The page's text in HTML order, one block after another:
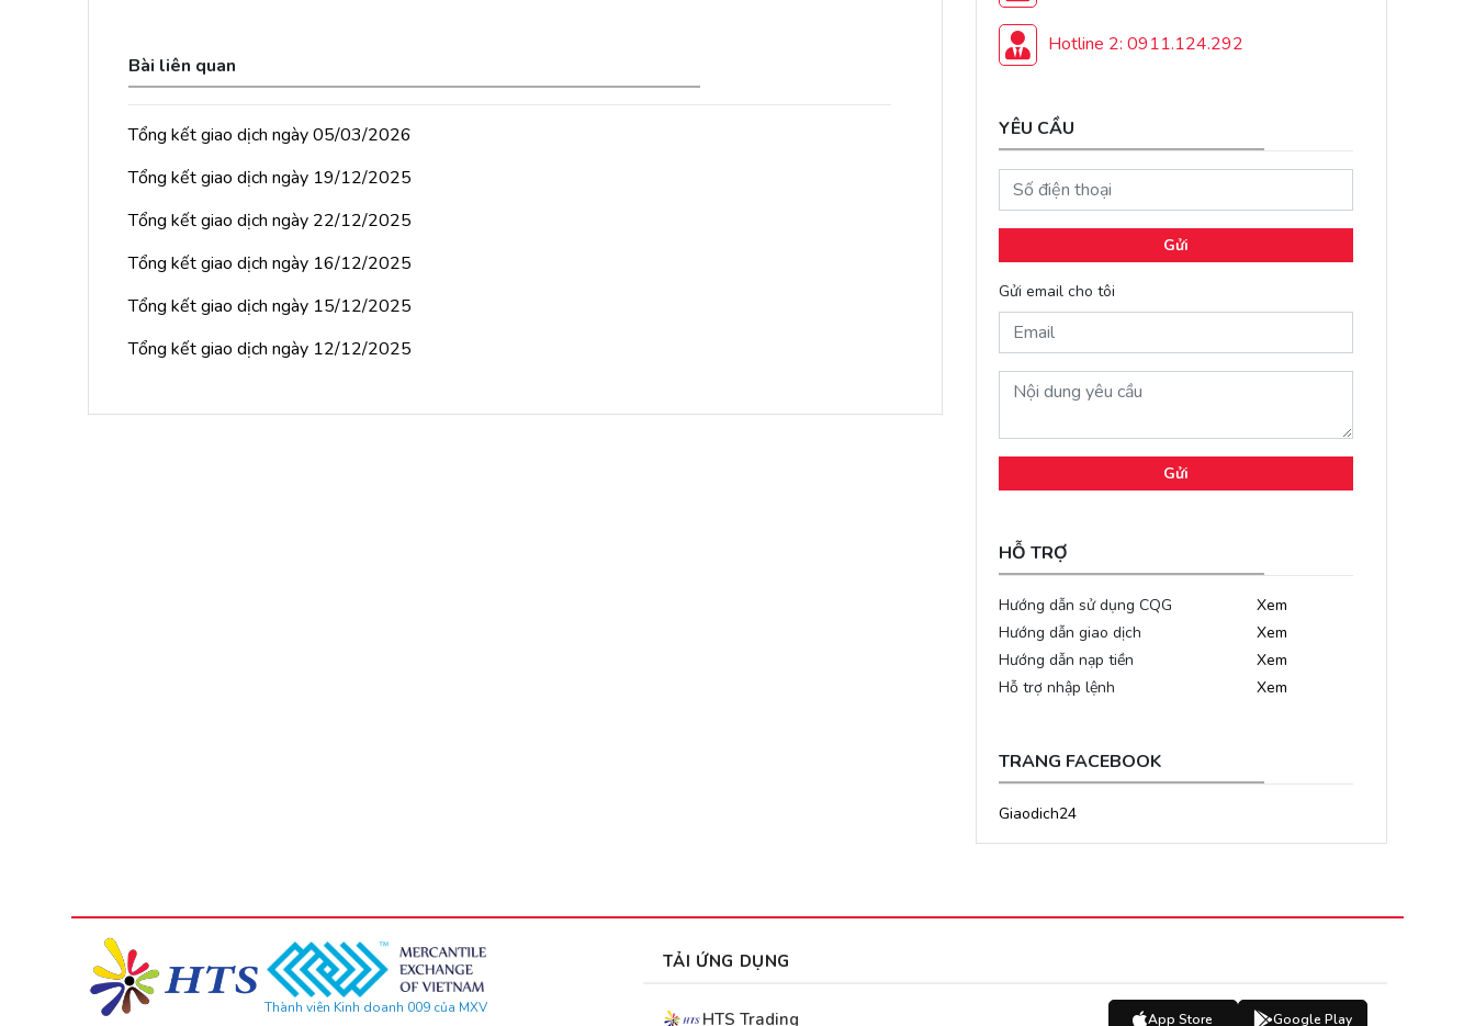
Bài liên quan
Tổng kết giao dịch ngày 05/03/2026
Tổng kết giao dịch ngày 19/12/2025
Tổng kết giao dịch ngày 22/12/2025
Tổng kết giao dịch ngày 16/12/2025
Tổng kết giao dịch ngày 15/12/2025
Tổng kết giao dịch ngày 12/12/2025
Hotline 2: 0911.124.292
YÊU CẦU
Gửi
Gửi email cho tôi
Gửi
HỖ TRỢ
Hướng dẫn sử dụng CQG
Xem
Hướng dẫn giao dịch
Xem
Hướng dẫn nạp tiền
Xem
Hỗ trợ nhập lệnh
Xem
TRANG FACEBOOK
Giaodich24
Thành viên Kinh doanh 009 của MXV
TẢI ỨNG DỤNG
HTS Trading App Store Google Play